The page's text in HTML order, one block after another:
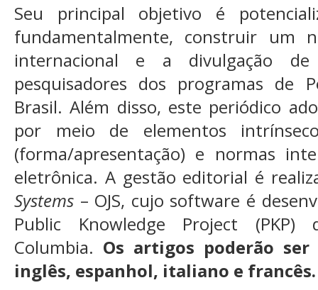
Seu principal objetivo é
fundamentalmente, construir um
internacional e a divulgação de
pesquisadores dos programas de
Brasil. Além disso, este periódico
por meio de elementos
(forma/apresentação) e normas
eletrônica. A gestão editorial é
Systems – OJS, cujo software é
Public Knowledge Project
Columbia. Os artigos poderão
inglês, espanhol, italiano e francês.